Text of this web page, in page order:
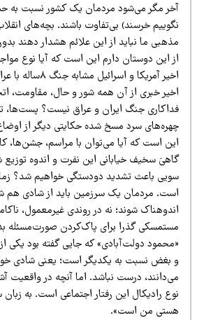
مگر می‌شود مردمان یک کشور نسبت به حمله
خرسند) بی‌تفاوت باشند. بچه‌های انقلاب و
ما نباید از این علائم هشدار دهند بدون
این دوستان دارم این است که آیا نوع مواجه
اخیر آمریکا و اسرائیل مشابه
خبری از آن همه شور و حال، مقاومت،
جنگ ایران و عراق نیست؟ پست‌ها،
سرد مسخ شده حکایتی دیگر از اوضاع
است که آیا می‌توان با مراسم، جشن‌ها،
سخیف خیابانی این نفرت و اندوه توزیع شده را
باعث تشدید دودستگی خواهیم شد؟ زمان
مردمان یک سرزمین باید از شادی هم شاد و
شوند؛ نه در روندی غیرمعمول، ناکامی و
گذرا برای پاک‌کردن صورت‌مسئله بدانند.
دولت‌آبادی» که جایی گفته بود یکی از
بغض نسبت به یکدیگر است؛ یعنی شادی خود را
درست نباشد. اما آنچه در واقعیت آشفته
رادیکال این رفتار اجتماعی است. به زبان
من است».